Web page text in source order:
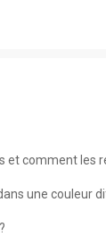
et comment les
une couleur